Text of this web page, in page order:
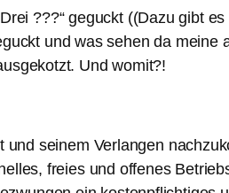
???“ geguckt ((Dazu gibt
und was sehen da
Und womit?!
seinem Verlangen
freies und offenes